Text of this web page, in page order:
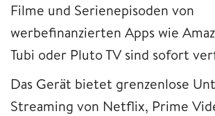
Filme und Serienepisoden von
werbefinanzierten Apps wie
Tubi oder Pluto TV sind sofort
Das Gerät bietet grenzenlose
Streaming von Netflix, Prime